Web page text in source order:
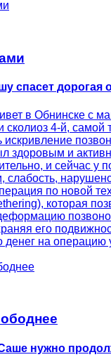
спасет дорогая
в Обнинске с
4‑й, самой
здоровым и
и сейчас у
слабость,
по новой
которая
его
денег на
нужно